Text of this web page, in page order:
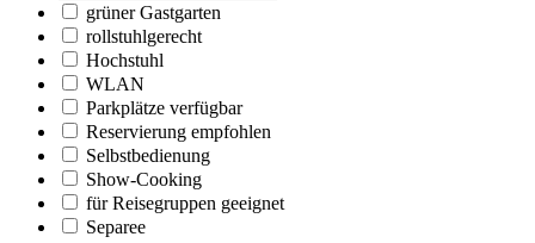
grüner Gastgarten
rollstuhlgerecht
Hochstuhl
WLAN
Parkplätze verfügbar
Reservierung empfohlen
Selbstbedienung
Show-Cooking
für Reisegruppen geeignet
Separee